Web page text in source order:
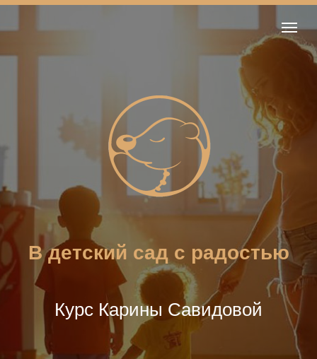
В детский сад с радостью
Курс Карины Савидовой